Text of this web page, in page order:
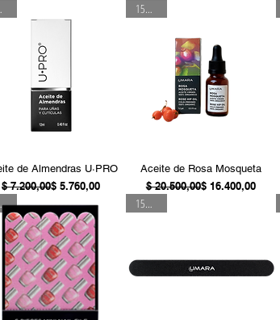
Vista rápida
de Almendras U·PRO
Precio
$ 7.200,00Precio de oferta
$ 5.760,00
Vista rápida
15% OFF
Aceite de Rosa Mosqueta
Precio
$ 20.500,00Precio de oferta
$ 16.400,00
15% OFF